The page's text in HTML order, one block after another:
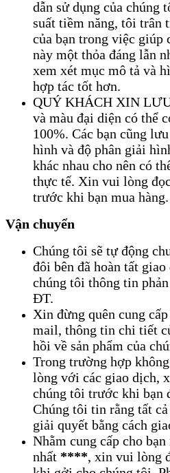
dẫn sử dụng của chúng
suất tiềm năng, tôi trân
của bạn trong việc giúp
này một thỏa đáng lẫn
xem xét mục mô tả và
hợp tác tốt hơn.
QUÝ KHÁCH XIN
và màu đại diện có thể
100%. Các bạn cũng
hình và độ phân giải
khác nhau cho nên có
thực tế. Xin vui lòng
trước khi bạn mua hàng.
Vận chuyển
Chúng tôi sẽ tự động
đôi bên đã hoàn tất
chúng tôi thông tin
ĐT.
Xin đừng quên cung
mail, thông tin chi tiết
hồi về sản phẩm của
Trong trường hợp
lòng với các giao dịch,
chúng tôi trước khi bạn
Chúng tôi tin rằng tất
giải quyết bằng cách
Nhằm cung cấp cho
nhất ****, xin vui lòng